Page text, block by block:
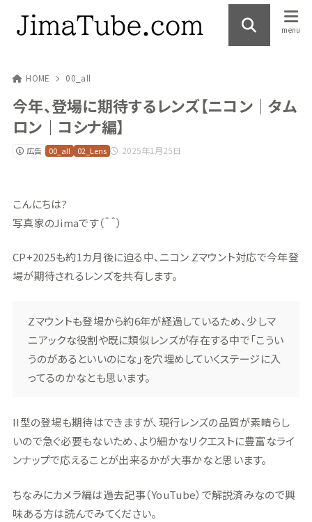
HOME 00_all
今年、登場に期待するレンズ【ニコン｜タム
ロン｜コシナ編】
広告 2025年1月25日
00_all 02_Lens
こんにちは?
写真家のJimaです（＾＾）
CP+2025も約1カ月後に迫る中、ニコン Zマウント対応で今年登
場が期待されるレンズを共有します。
Zマウントも登場から約6年が経過しているため、少しマ
ニアックな役割や既に類似レンズが存在する中で「こうい
うのがあるといいのにな」を穴埋めしていくステージに入
ってるのかなとも思います。
II型の登場も期待はできますが、現行レンズの品質が素晴らし
いので急ぐ必要もないため、より細かなリクエストに豊富なライ
ンナップで応えることが出来るかが大事かなと思います。
ちなみにカメラ編は過去記事（YouTube）で解説済みなので興
味ある方は読んでみてください。